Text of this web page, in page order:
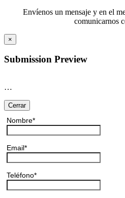
Envíenos un mensaje y en el
comunicarnos
×
Submission Preview
…
Cerrar
Nombre*
Email*
Teléfono*